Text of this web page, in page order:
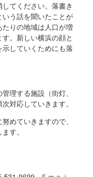
てください。落書き
う話を聞いたことが
りの地域は人口が増
。新しい横浜の顔と
していくためにも落
理する施設（街灯、
対応していきます。
めていきますので、
す。